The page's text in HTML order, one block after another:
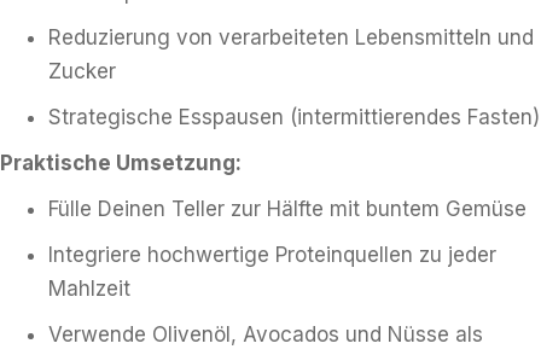
Reduzierung von verarbeiteten Lebensmitteln und
Zucker
Strategische Esspausen (intermittierendes Fasten)
Praktische Umsetzung:
Fülle Deinen Teller zur Hälfte mit buntem Gemüse
Integriere hochwertige Proteinquellen zu jeder
Mahlzeit
Verwende Olivenöl, Avocados und Nüsse als